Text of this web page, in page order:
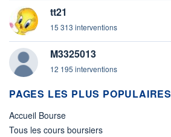
tt21
15 313 interventions
M3325013
12 195 interventions
PAGES LES PLUS POPULAIRES
Accueil Bourse
Tous les cours boursiers